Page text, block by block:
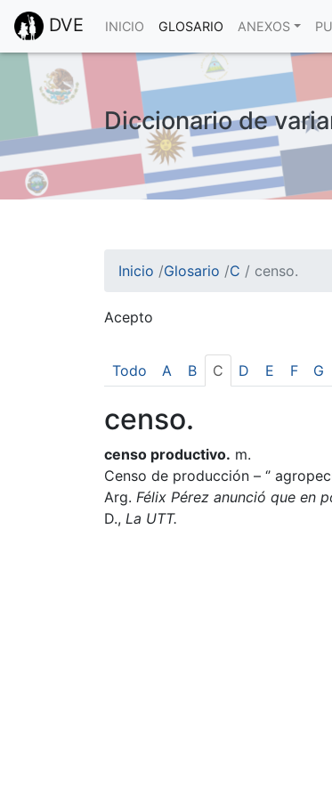
DVE INICIO GLOSARIO ANEXOS
Diccionario de
Inicio /Glosario /C / censo.
Acepto
Esto nos ayuda a recolectar
Todo A B C D E F G
censo.
censo productivo. m.
Censo de producción – ‘’
Arg. Félix Pérez anunció que en
D., La UTT.